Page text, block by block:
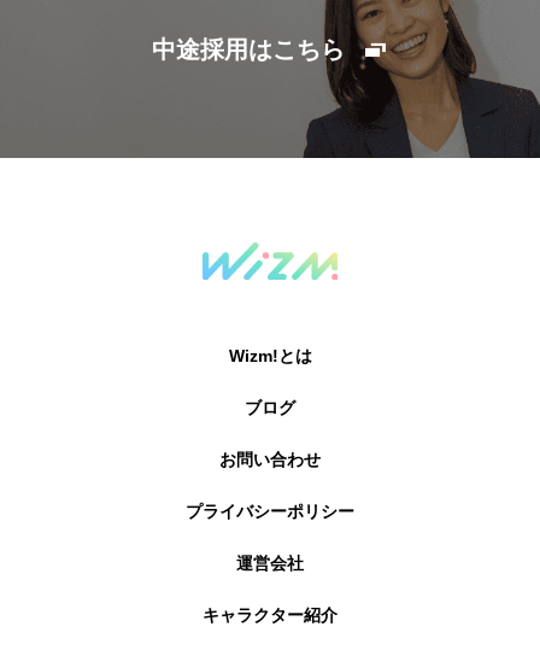
中途採用はこちら
Wizm!とは
ブログ
お問い合わせ
プライバシーポリシー
運営会社
キャラクター紹介